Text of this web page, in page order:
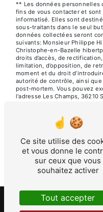
** Les données personnelles
fins de vous contacter et
informatisé. Elles sont
sous-traitants dans le seul
données collectées seront
suivants: Monsieur Philippe
Christophe-en-Bazelle
droits d’accès, de
limitation, d’opposition, de
moment et du droit
autorité de contrôle, ainsi
post-mortem. Vous pouvez
l'adresse Les Champs,
courrier électronique à
justificatif d'identité pourra
vos données pendant la
durée de prescription légale
contentieux. Vous avez le
d'opposition au démarchage
adresse: Bloctel.gouv.fr .
d’informations sur vos droits.
Ce site utilise des
et vous donne le
sur ceux que vous
souhaitez activer
Tout accepter